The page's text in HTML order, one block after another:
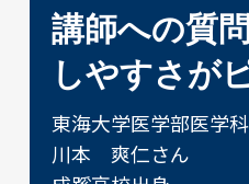
講師への質
しやすさが
東海大学医学部医学
川本 爽仁さん